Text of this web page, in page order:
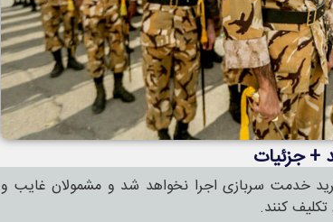
جزئیات
خدمت سربازی اجرا نخواهد شد و مشمولان غایب و
کنند.